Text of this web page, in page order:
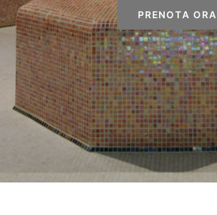
PRENOTA ORA